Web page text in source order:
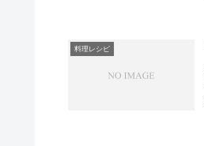
料理レシピ